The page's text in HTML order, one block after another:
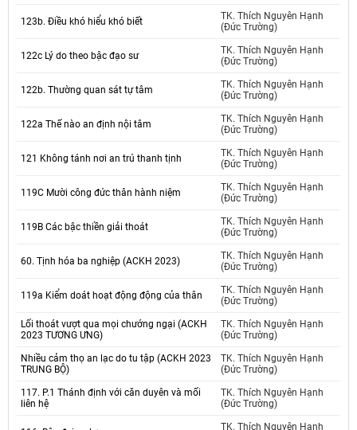
123b. Điều khó hiểu khó biết
TK. Thích Nguyên Hạnh
(Đức Trường)
122c Lý do theo bậc đạo sư
TK. Thích Nguyên Hạnh
(Đức Trường)
122b. Thường quan sát tự tâm
TK. Thích Nguyên Hạnh
(Đức Trường)
122a Thế nào an định nội tâm
TK. Thích Nguyên Hạnh
(Đức Trường)
121 Không tánh nơi an trú thanh tịnh
TK. Thích Nguyên Hạnh
(Đức Trường)
119C Mười công đức thân hành niệm
TK. Thích Nguyên Hạnh
(Đức Trường)
119B Các bậc thiền giải thoát
TK. Thích Nguyên Hạnh
(Đức Trường)
60. Tịnh hóa ba nghiệp (ACKH 2023)
TK. Thích Nguyên Hạnh
(Đức Trường)
119a Kiểm doát hoạt động động của thân
TK. Thích Nguyên Hạnh
(Đức Trường)
Lối thoát vượt qua mọi chướng ngại (ACKH
2023 TƯƠNG ƯNG)
TK. Thích Nguyên Hạnh
(Đức Trường)
Nhiều cảm thọ an lạc do tu tập (ACKH 2023
TRUNG BỘ)
TK. Thích Nguyên Hạnh
(Đức Trường)
117. P.1 Thánh định với căn duyên và mối
liên hệ
TK. Thích Nguyên Hạnh
(Đức Trường)
TK. Thích Nguyên Hạnh